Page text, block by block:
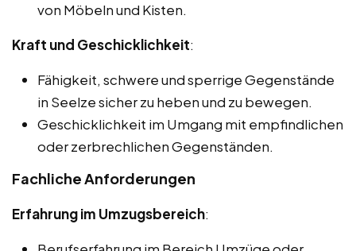
von Möbeln und Kisten.
Kraft und Geschicklichkeit:
Fähigkeit, schwere und sperrige Gegenstände
in Seelze sicher zu heben und zu bewegen.
Geschicklichkeit im Umgang mit empfindlichen
oder zerbrechlichen Gegenständen.
Fachliche Anforderungen
Erfahrung im Umzugsbereich: